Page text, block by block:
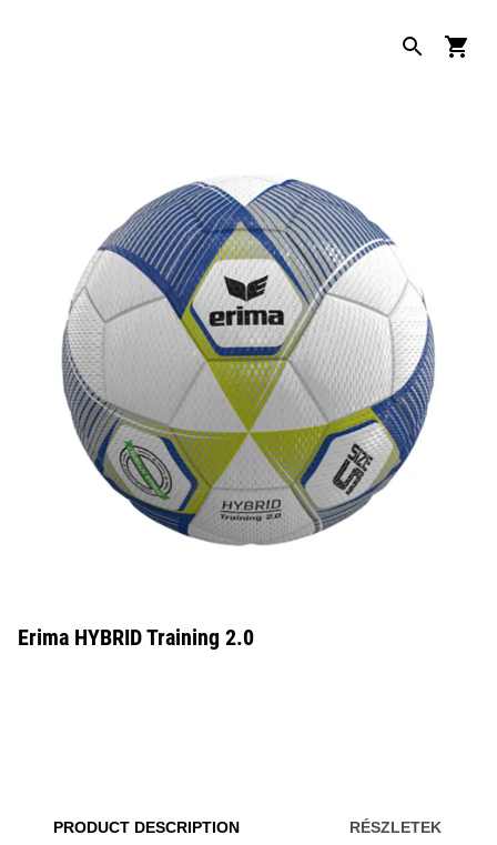
Erima HYBRID Training 2.0
PRODUCT DESCRIPTION RÉSZLETEK